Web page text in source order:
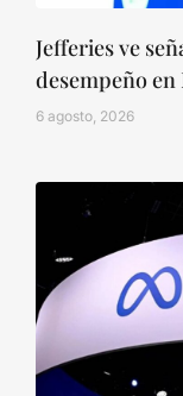
Jefferies ve
desempeño en
6 agosto, 2026